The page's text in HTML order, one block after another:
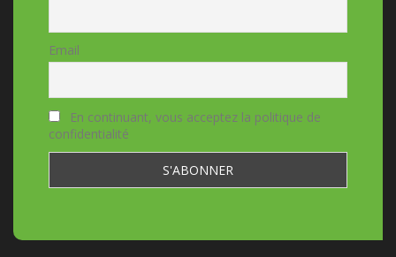
Email
En continuant, vous acceptez la politique de
confidentialité